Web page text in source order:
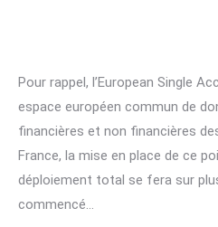
Pour rappel, l’European Single
espace européen commun de
financières et non financières
France, la mise en place de ce
déploiement total se fera sur
commencé…